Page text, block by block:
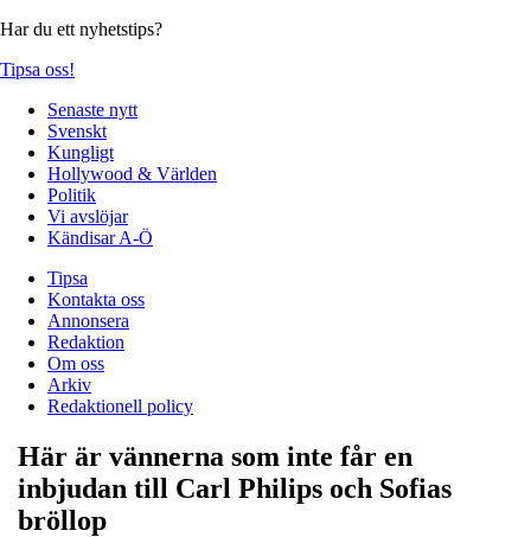
Har du ett nyhetstips?
Tipsa oss!
Senaste nytt
Svenskt
Kungligt
Hollywood & Världen
Politik
Vi avslöjar
Kändisar A-Ö
Tipsa
Kontakta oss
Annonsera
Redaktion
Om oss
Arkiv
Redaktionell policy
Här är vännerna som inte får en
inbjudan till Carl Philips och Sofias
bröllop